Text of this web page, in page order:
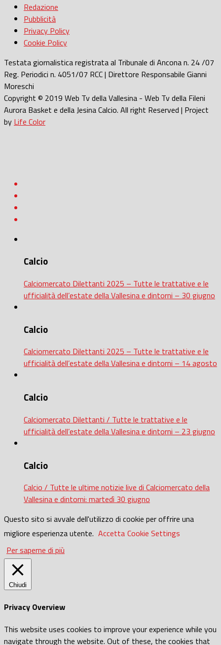
Redazione
Pubblicità
Privacy Policy
Cookie Policy
Testata giornalistica registrata al Tribunale di Ancona n. 24 /07
Reg. Periodici n. 4051/07 RCC | Direttore Responsabile Gianni
Moreschi
Copyright © 2019 Web Tv della Vallesina - Web Tv della Fileni
Aurora Basket e della Jesina Calcio. All right Reserved | Project
by Life Color
Calcio
Calciomercato Dilettanti 2025 – Tutte le trattative e le
ufficialità dell’estate della Vallesina e dintorni – 30 giugno
Calcio
Calciomercato Dilettanti 2025 – Tutte le trattative e le
ufficialità dell’estate della Vallesina e dintorni – 14 agosto
Calcio
Calciomercato Dilettanti / Tutte le trattative e le
ufficialità dell’estate della Vallesina e dintorni – 23 giugno
Calcio
Calcio / Tutte le ultime notizie live di Calciomercato della
Vallesina e dintorni: martedì 30 giugno
Questo sito si avvale dell'utilizzo di cookie per offrire una
migliore esperienza utente. Accetta Cookie Settings
Per saperne di più
Chiudi
Privacy Overview
This website uses cookies to improve your experience while you
navigate through the website. Out of these, the cookies that